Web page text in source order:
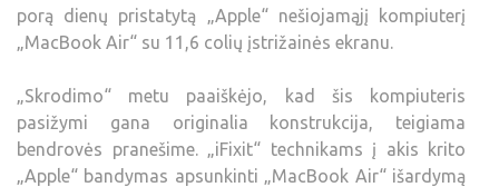
porą dienų pristatytą „Apple“ nešiojamąjį kompiuterį
„MacBook Air“ su 11,6 colių įstrižainės ekranu.
„Skrodimo“ metu paaiškėjo, kad šis kompiuteris
pasižymi gana originalia konstrukcija, teigiama
bendrovės pranešime. „iFixit“ technikams į akis krito
„Apple“ bandymas apsunkinti „MacBook Air“ išardymą